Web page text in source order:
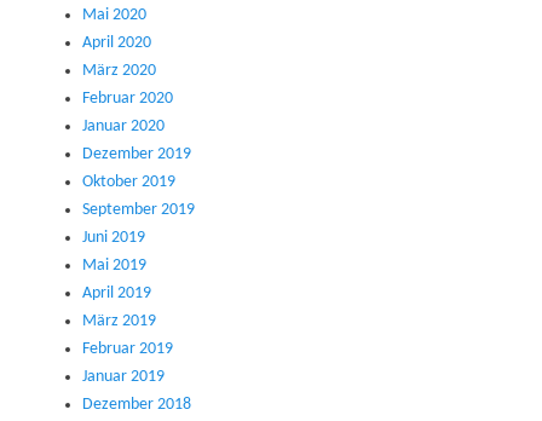
Mai 2020
April 2020
März 2020
Februar 2020
Januar 2020
Dezember 2019
Oktober 2019
September 2019
Juni 2019
Mai 2019
April 2019
März 2019
Februar 2019
Januar 2019
Dezember 2018